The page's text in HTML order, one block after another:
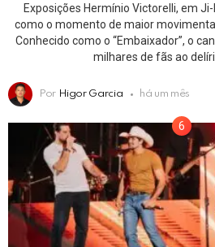
Exposições Hermínio Victorelli, em
como o momento de maior
Conhecido como o “Embaixador”, o
milhares de fãs ao
Por Higor Garcia há um mês